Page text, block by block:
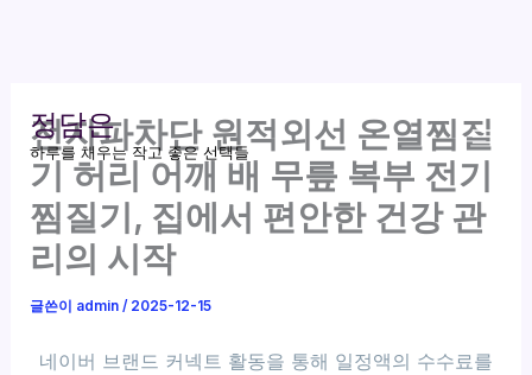
정담은
하루를 채우는 작고 좋은 선택들
전자파차단 원적외선 온열찜질
기 허리 어깨 배 무릎 복부 전기
찜질기, 집에서 편안한 건강 관
리의 시작
글쓴이 admin/ 2025-12-15